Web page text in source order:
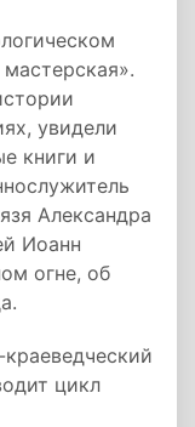
увидели
книги и
Александра
Иоанн
огне, об
цикл